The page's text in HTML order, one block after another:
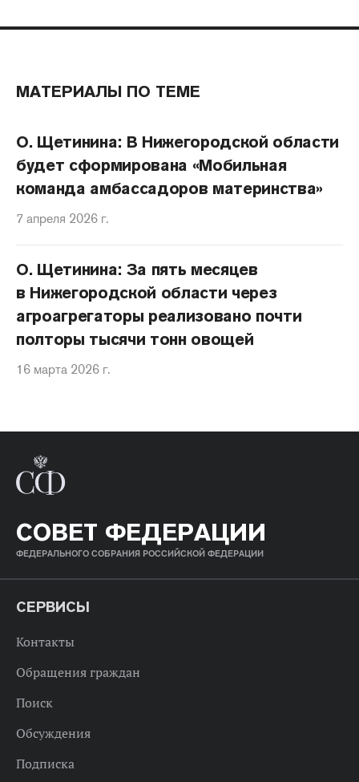
МАТЕРИАЛЫ ПО ТЕМЕ
О. Щетинина: В Нижегородской области
будет сформирована «Мобильная
команда амбассадоров материнства»
7 апреля 2026 г.
О. Щетинина: За пять месяцев
в Нижегородской области через
агроагрегаторы реализовано почти
полторы тысячи тонн овощей
16 марта 2026 г.
СОВЕТ ФЕДЕРАЦИИ
ФЕДЕРАЛЬНОГО СОБРАНИЯ РОССИЙСКОЙ ФЕДЕРАЦИИ
СЕРВИСЫ
Контакты
Обращения граждан
Поиск
Обсуждения
Подписка